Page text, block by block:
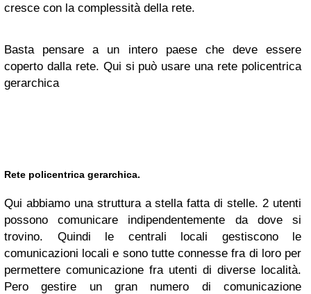
cresce con la complessità della rete.
Basta pensare a un intero paese che deve essere
coperto dalla rete. Qui si può usare una rete policentrica
gerarchica
Rete policentrica gerarchica.
Qui abbiamo una struttura a stella fatta di stelle. 2 utenti
possono comunicare indipendentemente da dove si
trovino. Quindi le centrali locali gestiscono le
comunicazioni locali e sono tutte connesse fra di loro per
permettere comunicazione fra utenti di diverse località.
Pero gestire un gran numero di comunicazione